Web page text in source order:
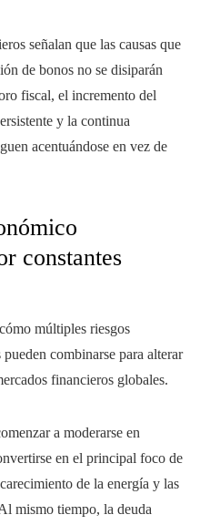
señalan que las causas que
de bonos no se disiparán
fiscal, el incremento del
y la continua
acentuándose en vez de
constantes
múltiples riesgos
combinarse para alterar
financieros globales.
a moderarse en
en el principal foco de
de la energía y las
mismo tiempo, la deuda